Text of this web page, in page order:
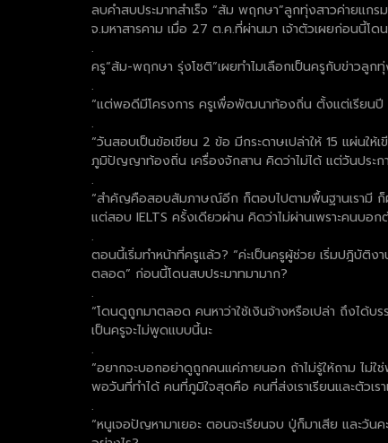
ลบคำสบประมาทสำเร็จ “ส้ม พฤกษา”ลูกทุ่งสาวค่ายแก
จ.มหาสารคาม เมื่อ 27 ต.ค.ที่ผ่านมา เจ้าตัวเผยก่อนนี้โด
.
ครู“ส้ม-พฤกษา รุ่งโชติ”เผยทำไมเลือกเป็นครูกับข่าวลู
.
“แต่พอดีมีโครงการ ครูเพื่อพัฒนาท้องถิ่น ตั้งแต่เรียนปี
.
“วันสอบเป็นข้อเขียน 2 ข้อ มีกระดาษเปล่าให้ 15 แผ่นให้
ภูมิปัญญาท้องถิ่น เครื่องจักสาน คิดว่าไม่ได้ แต่วันประก
.
“สำคัญคือสอบสัมภาษณ์อีก ก็ตอบไปตามพื้นฐานเรามี ก็
แต่สอบ IELTS ครั้งเดียวผ่าน คิดว่าไม่ผ่านเพราะคนบ
.
ตอนนี้เริ่มทำหน้าที่ครูแล้ว? “ค่ะเป็นครูผู้ช่วย เริ่มปฎิบัติ
ตลอด” ก่อนนี้โดนสบประมาทมามาก?
.
“โดนดูถูกมาตลอด คนหาว่าใช้เงินจ้างหรือเปล่า ถึงได้บ
เป็นครูจะไม่พูดแบบนี้นะ
.
“อยากจะบอกอย่าดูถูกคนแค่ภายนอก ถ้าไม่รู้ให้ถาม ไ
พอวันที่ทำได้ คนที่ภูมิใจสุดคือ คนที่ส่งเราเรียนและตัวเรา
.
“หนูเจอปัญหามาเยอะ ตอนจะเรียนจบ ปู่ก็มาเสีย และวั